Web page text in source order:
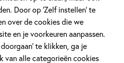
Door op ‘Zelf instellen’ te
over de cookies die we
en je voorkeuren aanpassen.
te klikken, ga je
van alle categorieën cookies